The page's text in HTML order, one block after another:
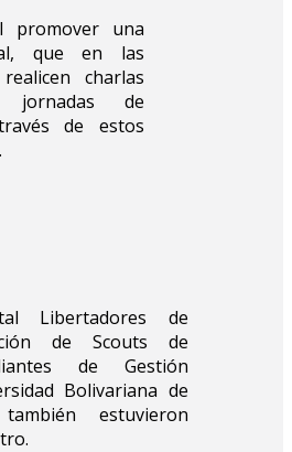
promover una
que en las
charlas
jornadas de
de estos
Libertadores de
de Scouts de
de Gestión
Bolivariana de
estuvieron